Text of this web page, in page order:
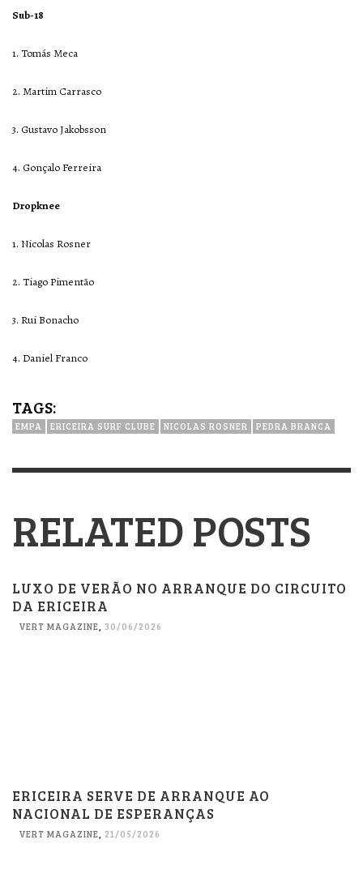
Sub-18
1. Tomás Meca
2. Martim Carrasco
3. Gustavo Jakobsson
4. Gonçalo Ferreira
Dropknee
1. Nicolas Rosner
2. Tiago Pimentão
3. Rui Bonacho
4. Daniel Franco
TAGS:
EMPA ERICEIRA SURF CLUBE NICOLAS ROSNER PEDRA BRANCA
RELATED POSTS
LUXO DE VERÃO NO ARRANQUE DO CIRCUITO
DA ERICEIRA
VERT MAGAZINE 30/06/2026
ERICEIRA SERVE DE ARRANQUE AO
NACIONAL DE ESPERANÇAS
VERT MAGAZINE, 21/05/2026